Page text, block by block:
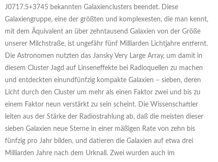
J0717.5+3745 bekannten Galaxienclusters beendet. Diese
Galaxiengruppe, eine der größten und komplexesten, die man kennt,
mit dem Äquivalent an über zehntausend Galaxien von der Größe
unserer Milchstraße, ist ungefähr fünf Milliarden Lichtjahre entfernt.
Die Astronomen nutzten das Jansky Very Large Array, um damit in
diesem Cluster Jagd auf Linseneffekte bei Radioquellen zu machen
und entdeckten einundfünfzig kompakte Galaxien – sieben, deren
Licht durch den Cluster um mehr als einen Faktor zwei und bis zu
einem Faktor neun verstärkt zu sein scheint. Die Wissenschaftler
leiten aus der Stärke der Radiostrahlung ab, daß die meisten dieser
sieben Galaxien neue Sterne in einer mäßigen Rate von zehn bis
fünfzig pro Jahr bilden, und datieren die Galaxien auf etwa drei
Milliarden Jahre nach dem Urknall. Zwei wurden auch im